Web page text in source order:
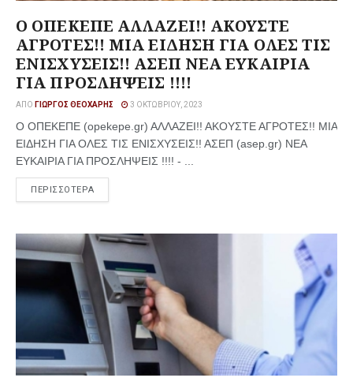
Ο ΟΠΕΚΕΠΕ ΑΛΛΑΖΕΙ!! ΑΚΟΥΣΤΕ
ΑΓΡΟΤΕΣ!! ΜΙΑ ΕΙΔΗΣΗ ΓΙΑ ΟΛΕΣ ΤΙΣ
ΕΝΙΣΧΥΣΕΙΣ!! ΑΣΕΠ ΝΕΑ ΕΥΚΑΙΡΙΑ
ΓΙΑ ΠΡΟΣΛΗΨΕΙΣ !!!!
ΑΠΌ ΓΙΏΡΓΟΣ ΘΕΟΧΆΡΗΣ 3 ΟΚΤΩΒΡΊΟΥ, 2023
Ο ΟΠΕΚΕΠΕ (opekepe.gr) ΑΛΛΑΖΕΙ!! ΑΚΟΥΣΤΕ ΑΓΡΟΤΕΣ!! ΜΙΑ
ΕΙΔΗΣΗ ΓΙΑ ΟΛΕΣ ΤΙΣ ΕΝΙΣΧΥΣΕΙΣ!! ΑΣΕΠ (asep.gr) ΝΕΑ
ΕΥΚΑΙΡΙΑ ΓΙΑ ΠΡΟΣΛΗΨΕΙΣ !!!! - ...
ΠΕΡΙΣΣΟΤΕΡΑ